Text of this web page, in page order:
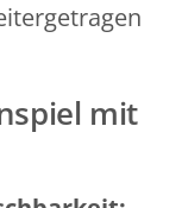
mit